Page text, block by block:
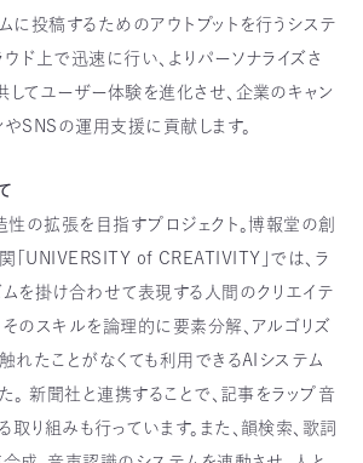
に投稿するためのアウトプットを行うシステ
ド上で迅速に行い、よりパーソナライズさ
してユーザー体験を進化させ、企業のキャン
SNSの運用支援に貢献します。
の拡張を目指すプロジェクト。博報堂の創
「UNIVERSITY of CREATIVITY」では､ラ
ムを掛け合わせて表現する人間のクリエイテ
そのスキルを論理的に要素分解、アルゴリズ
触れたことがなくても利用できるAIシステム
。 新聞社と連携することで、記事をラップ音
り組みも行っています。また、韻検索、歌詞